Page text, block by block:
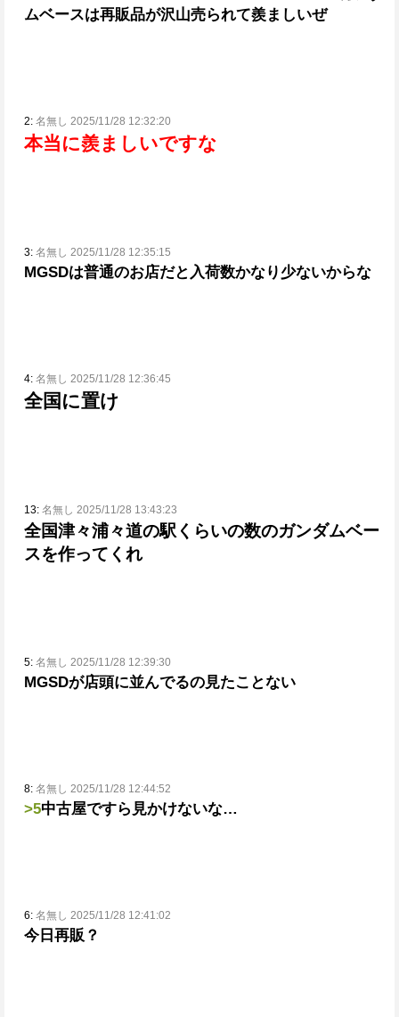
ムベースは再販品が沢山売られて羨ましいぜ
2: 名無し 2025/11/28 12:32:20
本当に羨ましいですな
3: 名無し 2025/11/28 12:35:15
MGSDは普通のお店だと入荷数かなり少ないからな
4: 名無し 2025/11/28 12:36:45
全国に置け
13: 名無し 2025/11/28 13:43:23
全国津々浦々道の駅くらいの数のガンダムベー
スを作ってくれ
5: 名無し 2025/11/28 12:39:30
MGSDが店頭に並んでるの見たことない
8: 名無し 2025/11/28 12:44:52
>5中古屋ですら見かけないな…
6: 名無し 2025/11/28 12:41:02
今日再販？